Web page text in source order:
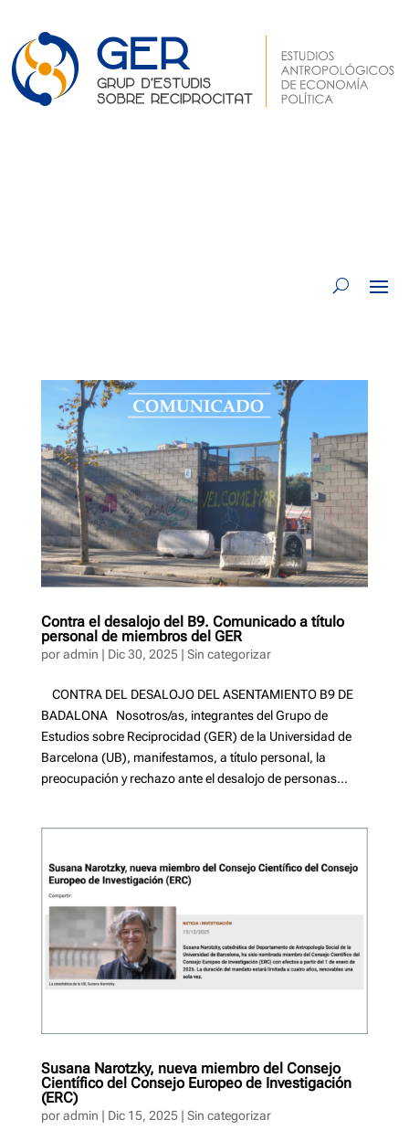
Contra el desalojo del B9. Comunicado a título
personal de miembros del GER
poradmin | Dic 30, 2025| Sin categorizar
CONTRA DEL DESALOJO DEL ASENTAMIENTO B9 DE
BADALONA Nosotros/as, integrantes del Grupo de
Estudios sobre Reciprocidad (GER) de la Universidad de
Barcelona (UB), manifestamos, a título personal, la
preocupación y rechazo ante el desalojo de personas...
Susana Narotzky, nueva miembro del Consejo
Científico del Consejo Europeo de Investigación
(ERC)
poradmin | Dic 15, 2025| Sin categorizar